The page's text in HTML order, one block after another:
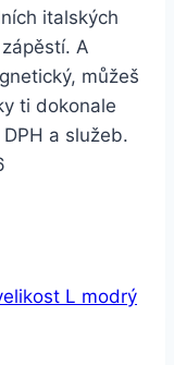
italských
A
můžeš
ti dokonale
a služeb.